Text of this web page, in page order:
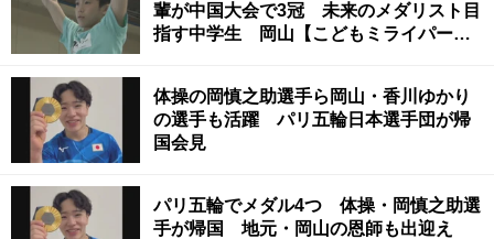
輩が中国大会で3冠 未来のメダリスト目
指す中学生 岡山【こどもミライパー
体操の岡慎之助選手ら岡山・香川ゆかり
の選手も活躍 パリ五輪日本選手団が帰
国会見
パリ五輪でメダル4つ 体操・岡慎之助選
手が帰国 地元・岡山の恩師も出迎え